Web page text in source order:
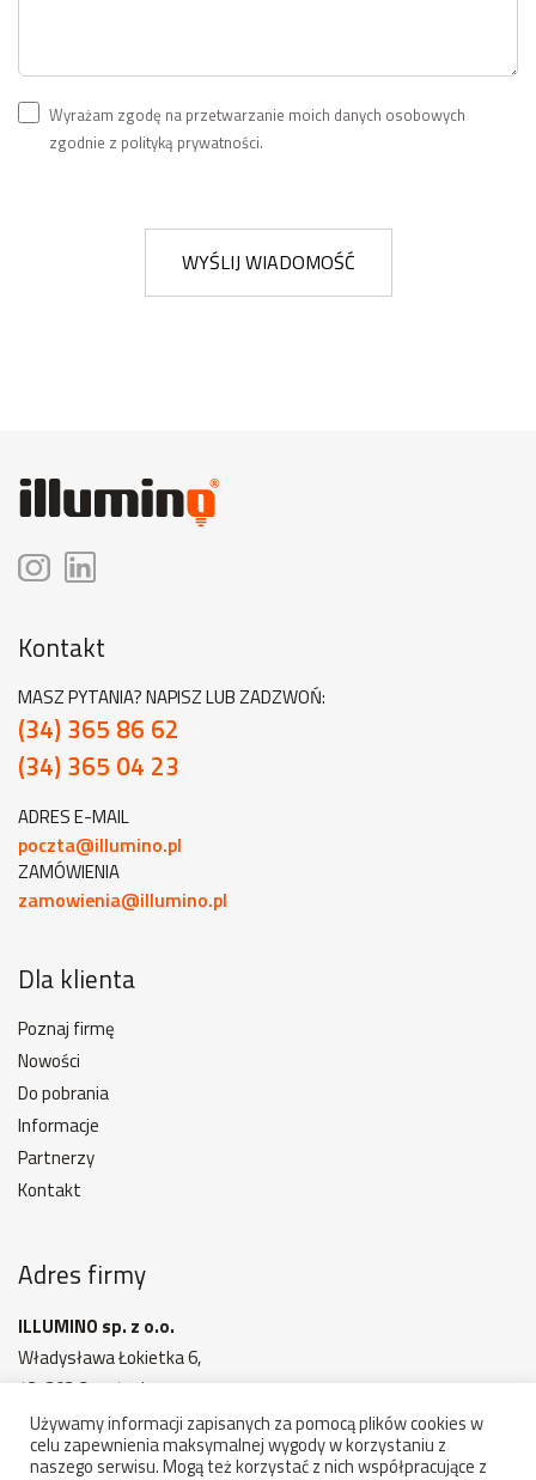
Wyrażam zgodę na przetwarzanie moich danych osobowych
zgodnie z polityką prywatności.
WYŚLIJ WIADOMOŚĆ
Kontakt
MASZ PYTANIA? NAPISZ LUB ZADZWOŃ:
(34) 365 86 62
(34) 365 04 23
ADRES E-MAIL
poczta@illumino.pl
ZAMÓWIENIA
zamowienia@illumino.pl
Dla klienta
Poznaj firmę
Nowości
Do pobrania
Informacje
Partnerzy
Kontakt
Adres firmy
ILLUMINO sp. z o.o.
Władysława Łokietka 6,
42-202 Częstochowa
MAPA DOJAZDU
Godziny otwarcia: 7:00 - 15:00
Używamy informacji zapisanych za pomocą plików cookies w
celu zapewnienia maksymalnej wygody w korzystaniu z
naszego serwisu. Mogą też korzystać z nich współpracujące z